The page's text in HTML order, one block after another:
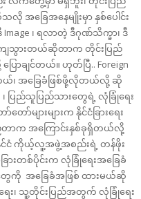
ခြေအနေမျိုးမှာ နှစ်ပေါင်း
၊ ရလာတဲ့ ဒီဂုဏ်သိက္ခာ၊ ဒီ
ကျသွားတယ်ဆိုတာက တိုင်းပြည်
ချင်တယ်။ ဟုတ်ပြီ.. Foreign
တယ်၊ အခြေခံဖြစ်ဖို့လိုတယ်လို့ ဆို
ပြည်သူပြည်သားတွေရဲ့ လုံခြုံရေး
များများက နိုင်ငံခြားရေး
ာက အကြောင်းနှစ်ခုရှိတယ်လို့
ငံ ကိုယ့်လူ့အဖွဲ့အစည်းရဲ့ တန်ဖိုး
းတစ်ပိုင်းက လုံခြုံရေးအခြေခံ
ေကို အခြေခံအဖြစ် ထားမယ်ဆို
၊ သူ့တိုင်းပြည်အတွက် လုံခြုံရေး